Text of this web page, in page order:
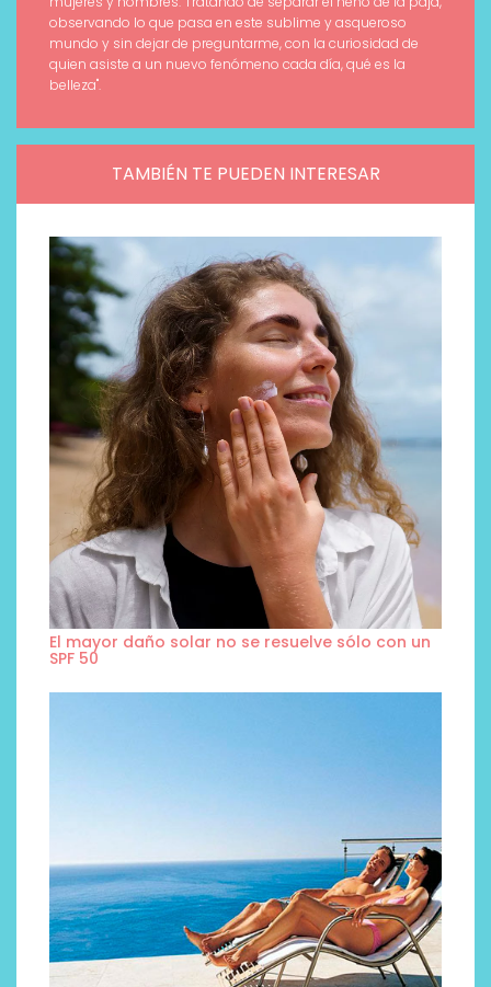
observando lo que pasa en este sublime y asqueroso
mundo y sin dejar de preguntarme, con la curiosidad de
quien asiste a un nuevo fenómeno cada día, qué es la
belleza".
TAMBIÉN TE PUEDEN INTERESAR
El mayor daño solar no se resuelve sólo con un
SPF 50